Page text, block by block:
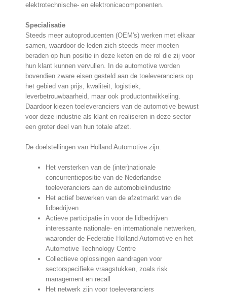
elektrotechnische- en elektronicacomponenten.
Specialisatie
Steeds meer autoproducenten (OEM's) werken met elkaar
samen, waardoor de leden zich steeds meer moeten
beraden op hun positie in deze keten en de rol die zij voor
hun klant kunnen vervullen. In de automotive worden
bovendien zware eisen gesteld aan de toeleveranciers op
het gebied van prijs, kwaliteit, logistiek,
leverbetrouwbaarheid, maar ook productontwikkeling.
Daardoor kiezen toeleveranciers van de automotive bewust
voor deze industrie als klant en realiseren in deze sector
een groter deel van hun totale afzet.
De doelstellingen van Holland Automotive zijn:
Het versterken van de (inter)nationale
concurrentiepositie van de Nederlandse
toeleveranciers aan de automobielindustrie
Het actief bewerken van de afzetmarkt van de
lidbedrijven
Actieve participatie in voor de lidbedrijven
interessante nationale- en internationale netwerken,
waaronder de Federatie Holland Automotive en het
Automotive Technology Centre
Collectieve oplossingen aandragen voor
sectorspecifieke vraagstukken, zoals risk
management en recall
Het netwerk zijn voor toeleveranciers